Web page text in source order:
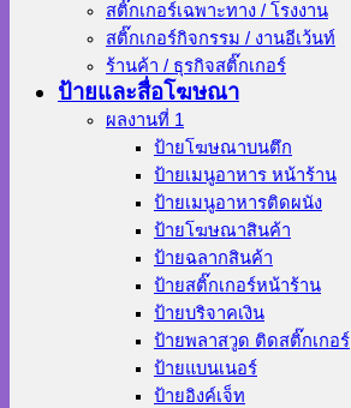
สติ๊กเกอร์เฉพาะทาง / โรงงาน
สติ๊กเกอร์กิจกรรม / งานอีเว้นท์
ร้านค้า / ธุรกิจสติ๊กเกอร์
ป้ายและสื่อโฆษณา
ผลงานที่ 1
ป้ายโฆษณาบนตึก
ป้ายเมนูอาหาร หน้าร้าน
ป้ายเมนูอาหารติดผนัง
ป้ายโฆษณาสินค้า
ป้ายฉลากสินค้า
ป้ายสติ๊กเกอร์หน้าร้าน
ป้ายบริจาคเงิน
ป้ายพลาสวูด ติดสติ๊กเกอร์
ป้ายแบนเนอร์
ป้ายอิงค์เจ็ท